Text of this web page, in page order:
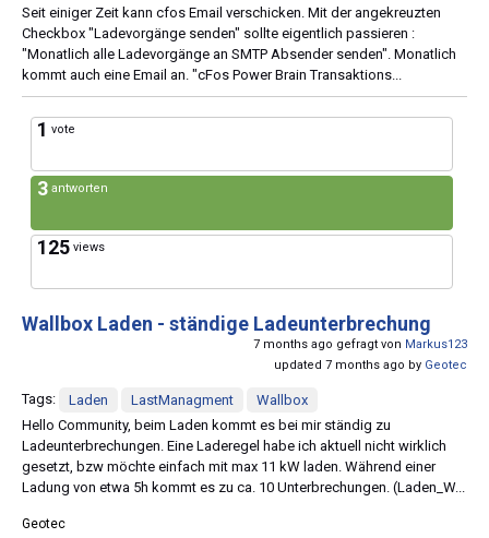
Seit einiger Zeit kann cfos Email verschicken. Mit der angekreuzten
Checkbox "Ladevorgänge senden" sollte eigentlich passieren :
"Monatlich alle Ladevorgänge an SMTP Absender senden". Monatlich
kommt auch eine Email an. "cFos Power Brain Transaktions...
1 vote
3 antworten
125 views
Wallbox Laden - ständige Ladeunterbrechung
7 months ago gefragt von Markus123
updated 7 months ago by Geotec
Tags: Laden LastManagment
Wallbox
Hello Community, beim Laden kommt es bei mir ständig zu
Ladeunterbrechungen. Eine Laderegel habe ich aktuell nicht wirklich
gesetzt, bzw möchte einfach mit max 11 kW laden. Während einer
Ladung von etwa 5h kommt es zu ca. 10 Unterbrechungen. (Laden_W...
Geotec